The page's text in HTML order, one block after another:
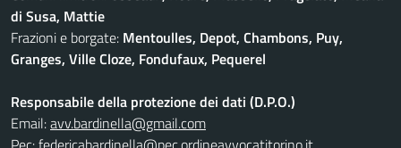
di Susa, Mattie
Frazioni e borgate: Mentoulles, Depot, Chambons, Puy,
Granges, Ville Cloze, Fondufaux, Pequerel
Responsabile della protezione dei dati (D.P.O.)
Email:avv.bardinella@gmail.com